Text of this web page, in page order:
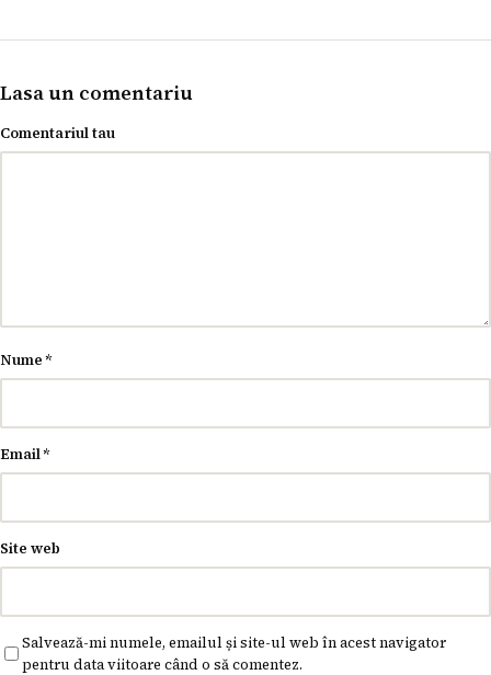
Lasa un comentariu
Comentariul tau
Nume*
Email*
Site web
Salvează-mi numele, emailul și site-ul web în acest navigator
pentru data viitoare când o să comentez.